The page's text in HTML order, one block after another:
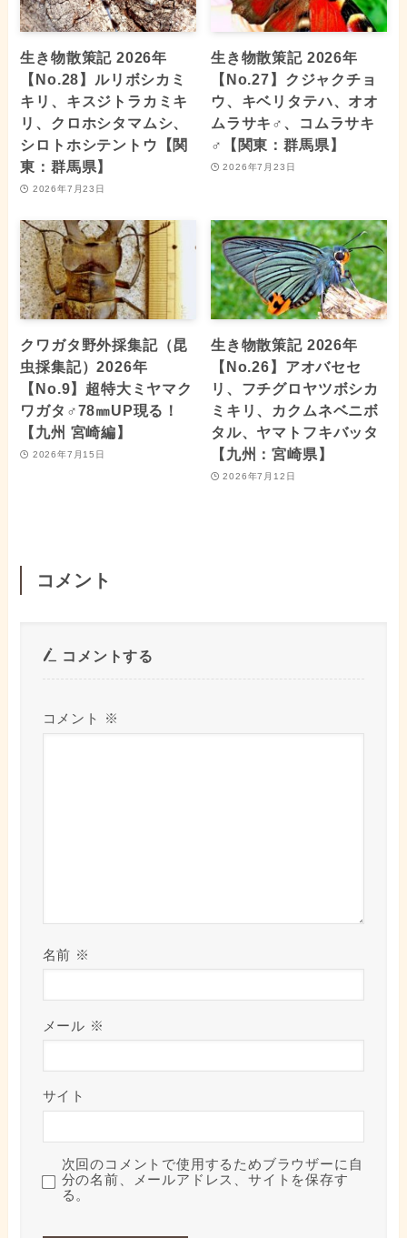
生き物散策記 2026年
【No.28】ルリボシカミ
キリ、キスジトラカミキ
リ、クロホシタマムシ、
シロトホシテントウ【関
東：群馬県】
2026年7月23日
生き物散策記 2026年
【No.27】クジャクチョ
ウ、キベリタテハ、オオ
ムラサキ♂、コムラサキ
♂【関東：群馬県】
2026年7月23日
クワガタ野外採集記（昆
虫採集記）2026年
【No.9】超特大ミヤマク
ワガタ♂78㎜UP現る！
【九州 宮崎編】
2026年7月15日
生き物散策記 2026年
【No.26】アオバセセ
リ、フチグロヤツボシカ
ミキリ、カクムネベニボ
タル、ヤマトフキバッタ
【九州：宮崎県】
2026年7月12日
コメント
コメントする
コメント ※
名前 ※
メール ※
サイト
次回のコメントで使用するためブラウザーに自
分の名前、メールアドレス、サイトを保存す
る。